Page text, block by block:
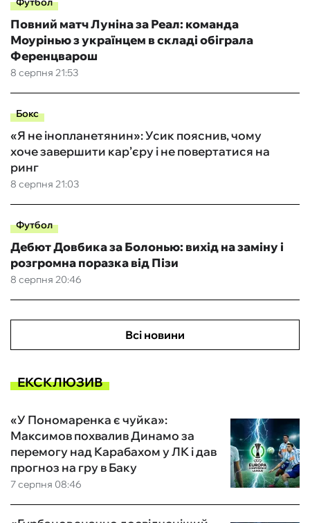
8 серпня 21:53
Повний матч Луніна за Реал: команда
Моурінью з українцем в складі обіграла
Ференцварош
Бокс
8 серпня 21:03
«Я не інопланетянин»: Усик пояснив, чому
хоче завершити кар’єру і не повертатися на
ринг
Футбол
8 серпня 20:46
Дебют Довбика за Болонью: вихід на заміну і
розгромна поразка від Пізи
Всі новини
ЕКСКЛЮЗИВ
7 серпня 08:46
«У Пономаренка є чуйка»:
Максимов похвалив Динамо за
перемогу над Карабахом у ЛК і дав
прогноз на гру в Баку